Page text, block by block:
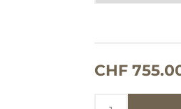
CHF